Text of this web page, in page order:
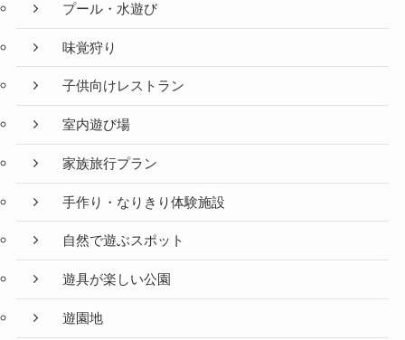
プール・水遊び
味覚狩り
子供向けレストラン
室内遊び場
家族旅行プラン
手作り・なりきり体験施設
自然で遊ぶスポット
遊具が楽しい公園
遊園地